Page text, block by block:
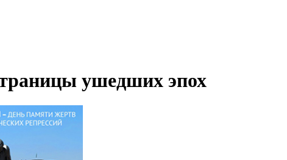
ушедших эпох